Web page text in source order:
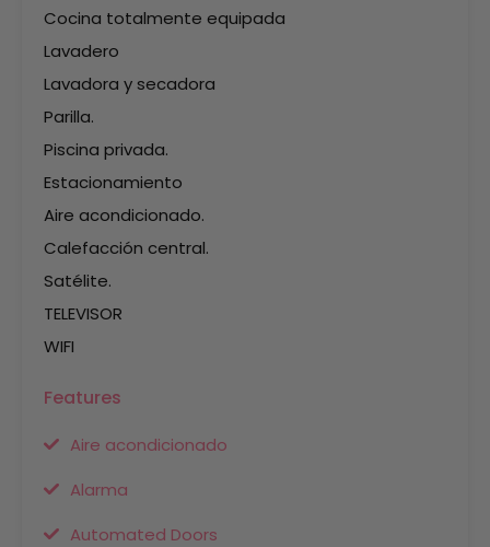
Cocina totalmente equipada
Lavadero
Lavadora y secadora
Parilla.
Piscina privada.
Estacionamiento
Aire acondicionado.
Calefacción central.
Satélite.
TELEVISOR
WIFI
Features
Aire acondicionado
Alarma
Automated Doors